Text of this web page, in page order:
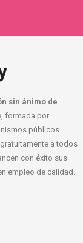
sin ánimo de
formada por
públicos
a todos
con éxito sus
empleo de calidad.